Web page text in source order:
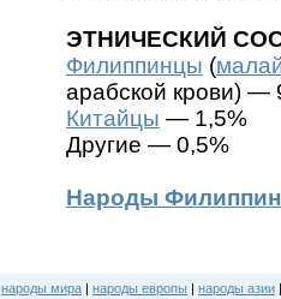
ЭТНИЧЕСКИЙ
Филиппинцы (
арабской крови) —
Китайцы — 1,5%
Другие — 0,5%
Народы Филиппин
народы мира | народы европы | народы азии